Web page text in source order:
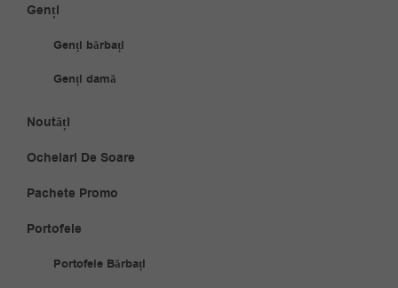
Genți
Genți bărbați
Genți damă
Noutăți
Ochelari De Soare
Pachete Promo
Portofele
Portofele Bărbați